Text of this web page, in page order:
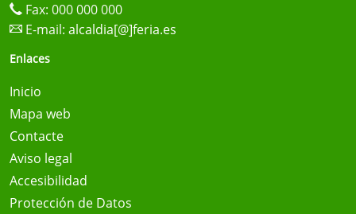
Fax: 000 000 000
E-mail: alcaldia[@]feria.es
Enlaces
Inicio
Mapa web
Contacte
Aviso legal
Accesibilidad
Protección de Datos